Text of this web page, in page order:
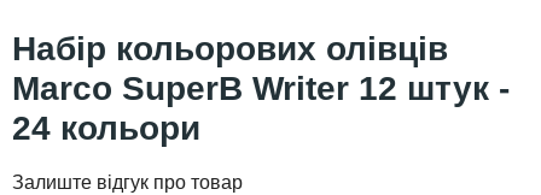
Набір кольорових олівців
Marco SuperB Writer 12 штук -
24 кольори